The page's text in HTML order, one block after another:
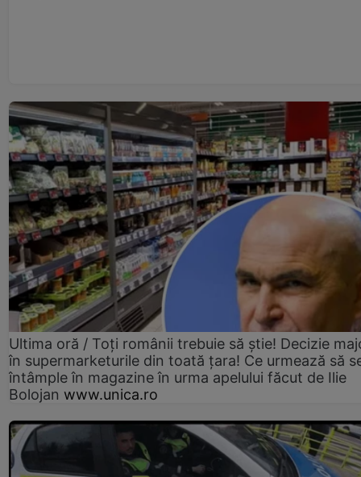
Ultima oră / Toți românii trebuie să știe! Decizie
în supermarketurile din toată țara! Ce urmează să
întâmple în magazine în urma apelului făcut de Ilie
Bolojan www.unica.ro